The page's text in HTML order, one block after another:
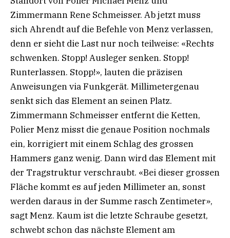
Zimmermann Rene Schmeisser. Ab jetzt muss
sich Ahrendt auf die Befehle von Menz verlassen,
denn er sieht die Last nur noch teilweise: «Rechts
schwenken. Stopp! Ausleger senken. Stopp!
Runterlassen. Stopp!», lauten die präzisen
Anweisungen via Funkgerät. Millimetergenau
senkt sich das Element an seinen Platz.
Zimmermann Schmeisser entfernt die Ketten,
Polier Menz misst die genaue Position nochmals
ein, korrigiert mit einem Schlag des grossen
Hammers ganz wenig. Dann wird das Element mit
der Tragstruktur verschraubt. «Bei dieser grossen
Fläche kommt es auf jeden Millimeter an, sonst
werden daraus in der Summe rasch Zentimeter»,
sagt Menz. Kaum ist die letzte Schraube gesetzt,
schwebt schon das nächste Element am